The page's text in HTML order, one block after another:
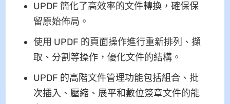
UPDF 簡化了高效率的文件轉換，確保保
留原始佈局。
使用 UPDF 的頁面操作進行重新排列、擷
取、分割等操作，優化文件的結構。
UPDF 的高階文件管理功能包括組合、批
次插入、壓縮、展平和數位簽章文件的能